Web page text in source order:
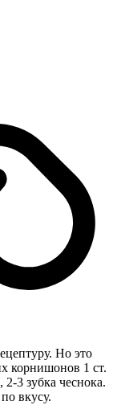
Но это
корнишонов 1 ст.
3 зубка чеснока.
вкусу.